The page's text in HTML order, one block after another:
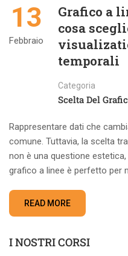
13
Febbraio
Grafico a
cosa
temporali
Categoria
Scelta Del
Rappresentare dati che
comune. Tuttavia, la scelta
non è una questione
grafico a linee è perfetto per
READ MORE
I NOSTRI CORSI